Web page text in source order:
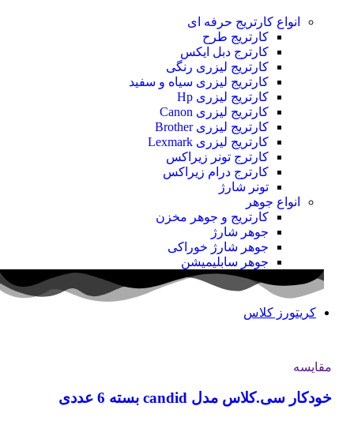
انواع کارتریج حرفه ای
کارتریج طرح
کارترج دبل ایکس
کارتریج لیزری رنگی
کارتریج لیزری سیاه و سفید
کارتریج لیزری Hp
کارتریج لیزری Canon
کارتریج لیزری Brother
کارتریج لیزری Lexmark
کارترج تونر زیراکس
کارترج درام زیراکس
تونر شارژ
انواع جوهر
کارتریج و جوهر مخزن
جوهر شارژ
جوهر شارژ خوراکی
جوهر سابلیمیشن
کریتورز کلاس
مقایسه
خودکار سی.کلاس مدل candid بسته 6 عددی